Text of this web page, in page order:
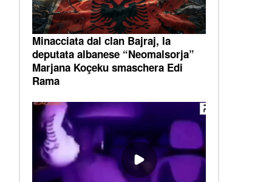
Minacciata dal clan Bajraj, la
deputata albanese “Neomalsorja”
Marjana Koçeku smaschera Edi
Rama